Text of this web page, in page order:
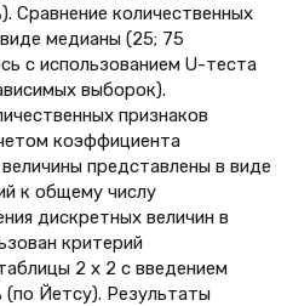
Сравнение количественных
медианы (25; 75
с использованием U-теста
выборок).
признаков
коэффициента
представлены в виде
к общему числу
дискретных величин в
критерий
2 х 2 с введением
(по Йетсу). Результаты